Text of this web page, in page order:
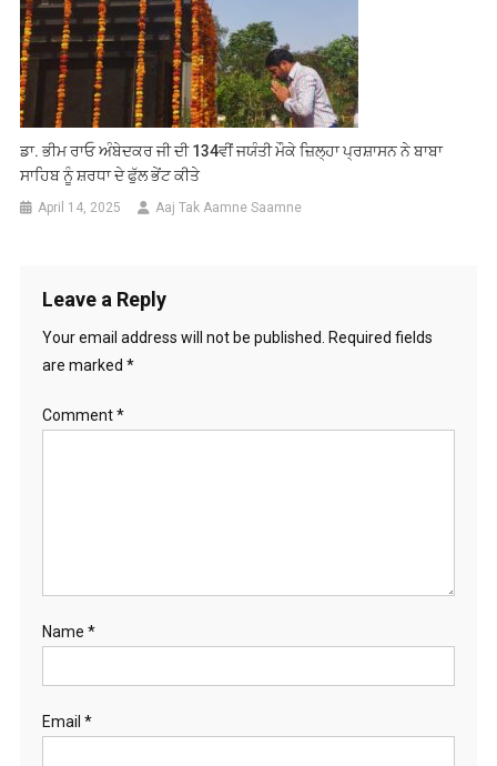
ਡਾ. ਭੀਮ ਰਾਓ ਅੰਬੇਦਕਰ ਜੀ ਦੀ 134ਵੀਂ ਜਯੰਤੀ ਮੌਕੇ ਜ਼ਿਲ੍ਹਾ ਪ੍ਰਸ਼ਾਸਨ ਨੇ ਬਾਬਾ
ਸਾਹਿਬ ਨੂੰ ਸ਼ਰਧਾ ਦੇ ਫੁੱਲ ਭੇਂਟ ਕੀਤੇ
April 14, 2025 Aaj Tak Aamne Saamne
Leave a Reply
Your email address will not be published.
Required fields
are marked *
Comment*
Name *
Email *